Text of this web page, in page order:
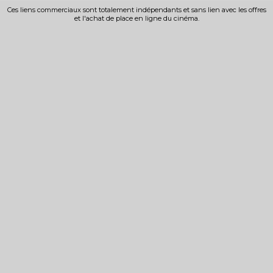
Ces liens commerciaux sont totalement indépendants et sans lien avec les offres
et l'achat de place en ligne du cinéma.